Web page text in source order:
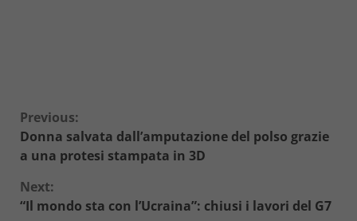
Continue
Reading
Previous:
Donna salvata dall’amputazione del polso grazie
a una protesi stampata in 3D
Next:
“Il mondo sta con l’Ucraina”: chiusi i lavori del G7